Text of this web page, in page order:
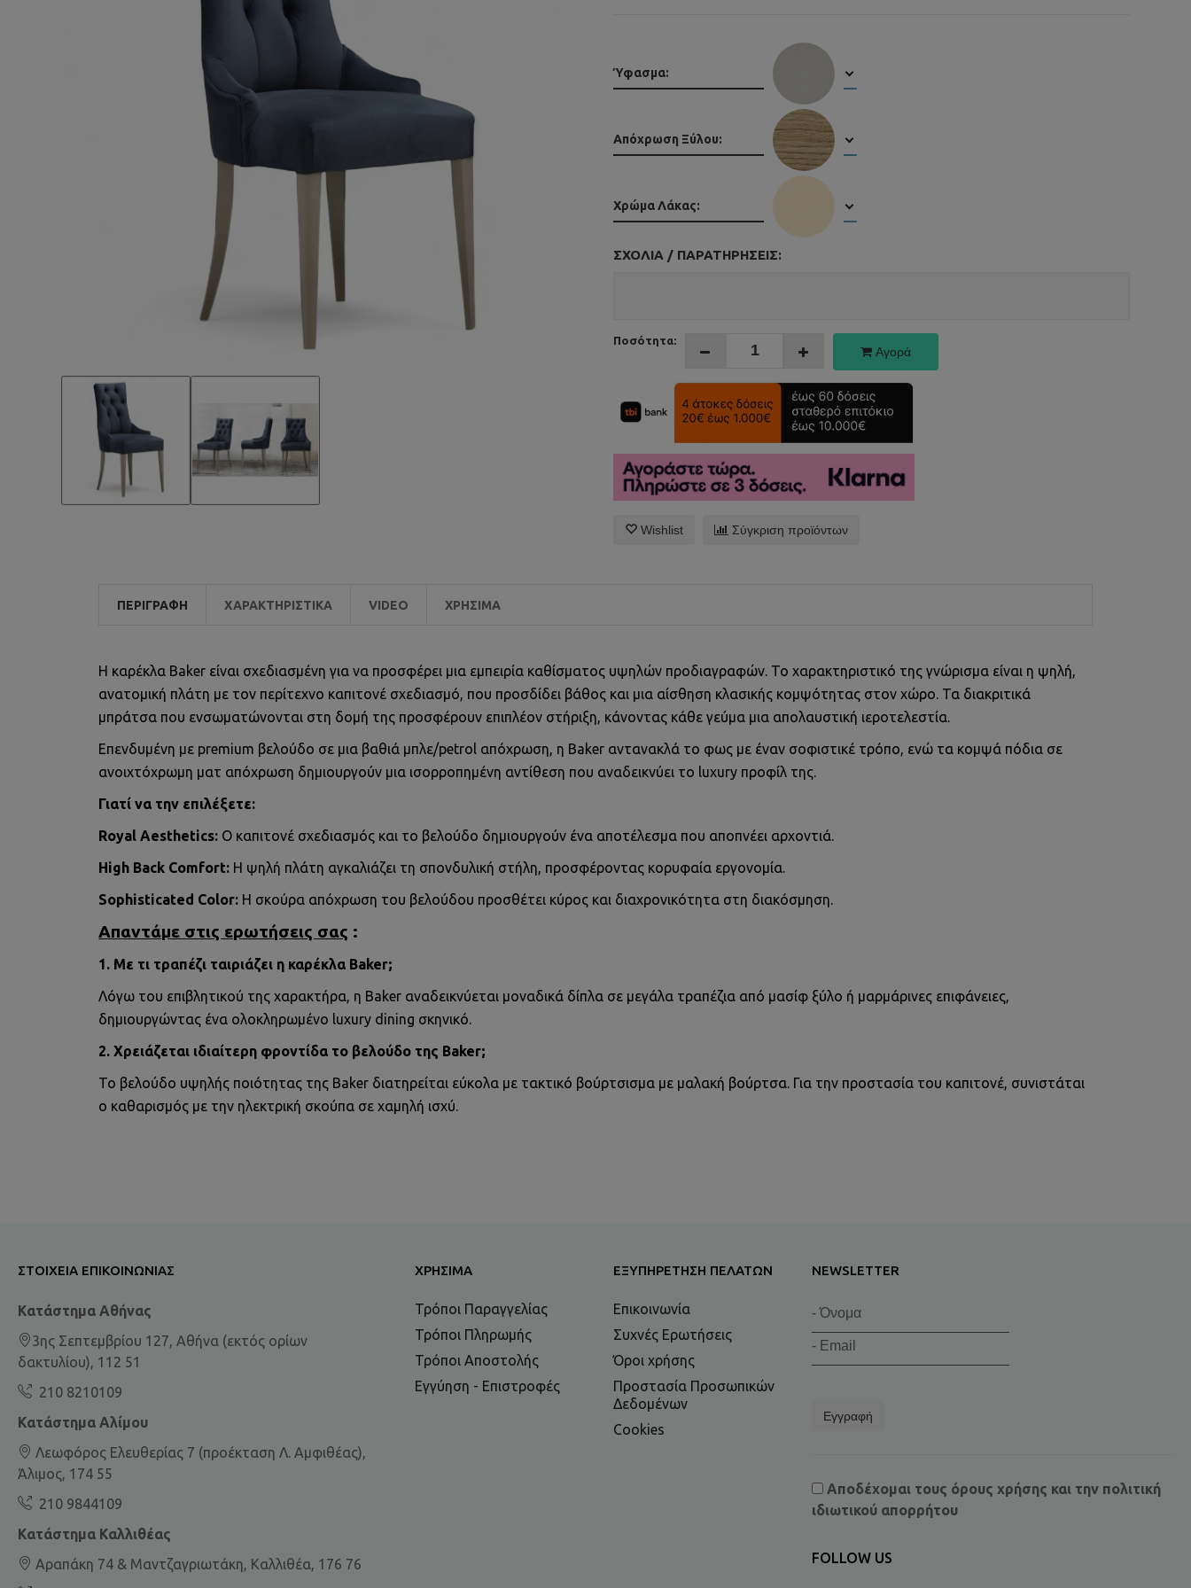
Ύφασμα:
Απόχρωση Ξύλου:
Χρώμα Λάκας:
ΣΧΌΛΙΑ / ΠΑΡΑΤΗΡΉΣΕΙΣ:
Ποσότητα:
Αγορά
Wishlist Σύγκριση προϊόντων
ΠΕΡΙΓΡΑΦΉ ΧΑΡΑΚΤΗΡΙΣΤΙΚΆ VIDEO ΧΡΉΣΙΜΑ
Η καρέκλα Baker είναι σχεδιασμένη για να προσφέρει μια εμπειρία καθίσματος υψηλών προδιαγραφών. Το χαρακτηριστικό της γνώρισμα είναι η ψηλή,
ανατομική πλάτη με τον περίτεχνο καπιτονέ σχεδιασμό, που προσδίδει βάθος και μια αίσθηση κλασικής κομψότητας στον χώρο. Τα διακριτικά
μπράτσα που ενσωματώνονται στη δομή της προσφέρουν επιπλέον στήριξη, κάνοντας κάθε γεύμα μια απολαυστική ιεροτελεστία.
Επενδυμένη με premium βελούδο σε μια βαθιά μπλε/petrol απόχρωση, η Baker αντανακλά το φως με έναν σοφιστικέ τρόπο, ενώ τα κομψά πόδια σε
ανοιχτόχρωμη ματ απόχρωση δημιουργούν μια ισορροπημένη αντίθεση που αναδεικνύει το luxury προφίλ της.
Γιατί να την επιλέξετε:
Royal Aesthetics: Ο καπιτονέ σχεδιασμός και το βελούδο δημιουργούν ένα αποτέλεσμα που αποπνέει αρχοντιά.
High Back Comfort: Η ψηλή πλάτη αγκαλιάζει τη σπονδυλική στήλη, προσφέροντας κορυφαία εργονομία.
Sophisticated Color: Η σκούρα απόχρωση του βελούδου προσθέτει κύρος και διαχρονικότητα στη διακόσμηση.
Απαντάμε στις ερωτήσεις σας :
1. Με τι τραπέζι ταιριάζει η καρέκλα Baker;
Λόγω του επιβλητικού της χαρακτήρα, η Baker αναδεικνύεται μοναδικά δίπλα σε μεγάλα τραπέζια από μασίφ ξύλο ή μαρμάρινες επιφάνειες,
δημιουργώντας ένα ολοκληρωμένο luxury dining σκηνικό.
2. Χρειάζεται ιδιαίτερη φροντίδα το βελούδο της Baker;
Το βελούδο υψηλής ποιότητας της Baker διατηρείται εύκολα με τακτικό βούρτσισμα με μαλακή βούρτσα. Για την προστασία του καπιτονέ, συνιστάται
ο καθαρισμός με την ηλεκτρική σκούπα σε χαμηλή ισχύ.
ΣΤΟΙΧΕΊΑ ΕΠΙΚΟΙΝΩΝΊΑΣ
Κατάστημα Αθήνας
3ης Σεπτεμβρίου 127, Αθήνα (εκτός ορίων
δακτυλίου), 112 51
210 8210109
Κατάστημα Αλίμου
Λεωφόρος Ελευθερίας 7 (προέκταση Λ. Αμφιθέας),
Άλιμος, 174 55
210 9844109
Κατάστημα Καλλιθέας
Αραπάκη 74 & Μαντζαγριωτάκη, Καλλιθέα, 176 76
ΧΡΉΣΙΜΑ
Τρόποι Παραγγελίας
Τρόποι Πληρωμής
Τρόποι Αποστολής
Εγγύηση - Επιστροφές
ΕΞΥΠΗΡΈΤΗΣΗ ΠΕΛΑΤΏΝ
Επικοινωνία
Συχνές Ερωτήσεις
Όροι χρήσης
Προστασία Προσωπικών
Δεδομένων
Cookies
NEWSLETTER
Εγγραφή
Αποδέχομαι τους όρους χρήσης και την πολιτική
ιδιωτικού απορρήτου
FOLLOW US